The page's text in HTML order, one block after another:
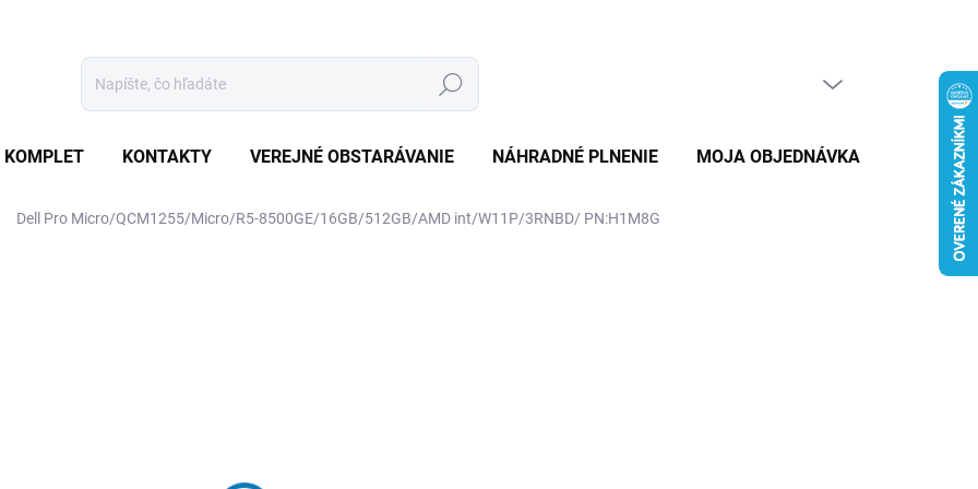
Hľadať
KOMPLET KONTAKTY VEREJNÉ OBSTARÁVANIE NÁHRADNÉ PLNENIE MOJA OBJEDNÁVKA ZNAČKY
Dell Pro Micro/QCM1255/Micro/R5-8500GE/16GB/512GB/AMD int/W11P/3RNBD/ PN:H1M8G